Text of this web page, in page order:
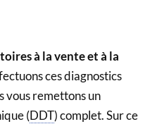
à la vente et à la
ces diagnostics
vous remettons un
(DDT) complet. Sur ce